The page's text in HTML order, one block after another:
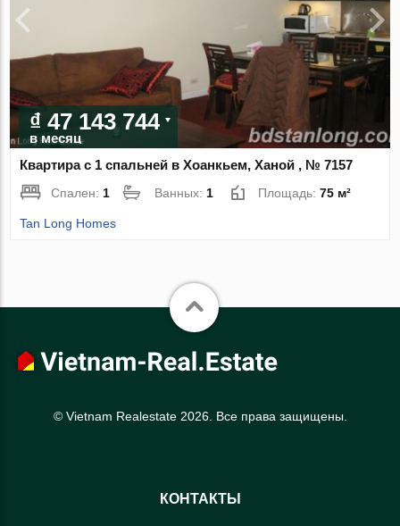
₫ 47 143 744
в месяц
Квартира с 1 спальней в Хоанкьем, Ханой , № 7157
Спален: 1 Ванных: 1 Площадь:75 м²
Tan Long Homes
© Vietnam Realestate 2026. Все права защищены.
КОНТАКТЫ